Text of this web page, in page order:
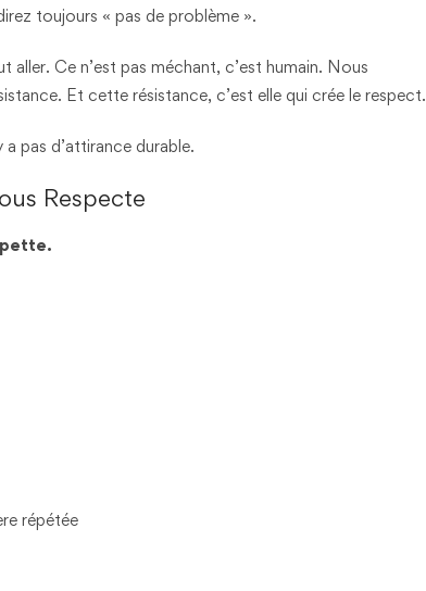
toujours « pas de problème ».
aller. Ce n’est pas méchant, c’est humain. Nous
Et cette résistance, c’est elle qui crée le respect.
a pas d’attirance durable.
Respecte
répétée